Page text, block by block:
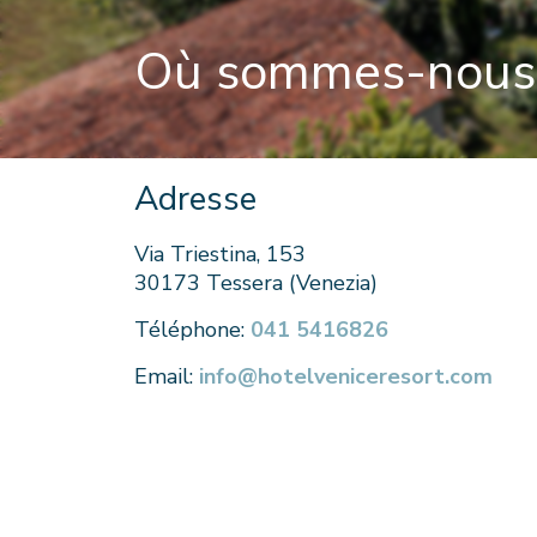
Où sommes-
Adresse
Via Triestina, 153
30173 Tessera (Venezia)
Téléphone: 041 5416826
Email: info@hotelveniceresort.com